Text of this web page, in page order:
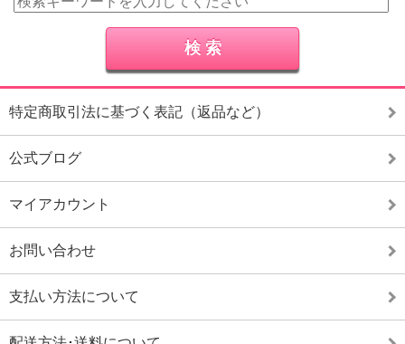
特定商取引法に基づく表記（返品など）
公式ブログ
マイアカウント
お問い合わせ
支払い方法について